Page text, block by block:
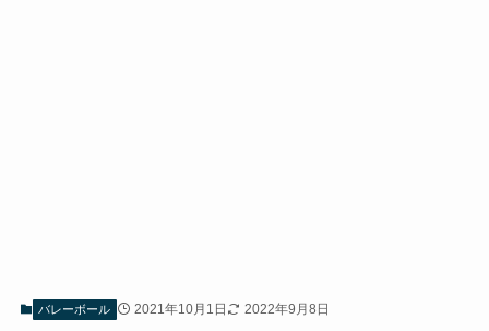
バレーボール 2021年10月1日 2022年9月8日